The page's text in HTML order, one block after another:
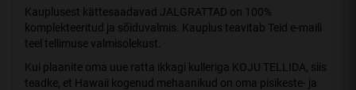
Kauplusest kättesaadavad JALGRATTAD on 100%
komplekteeritud ja sõiduvalmis. Kauplus teavitab Teid e-maili
teel tellimuse valmisolekust.
Kui plaanite oma uue ratta ikkagi kulleriga KOJU TELLIDA, siis
teadke, et Hawaii kogenud mehaanikud on oma pisikeste- ja